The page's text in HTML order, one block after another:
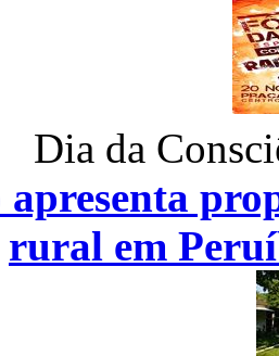
Dia da
apresenta
rural em